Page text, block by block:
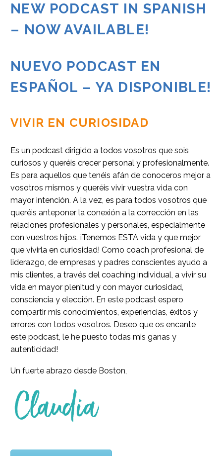
NEW PODCAST IN SPANISH
– NOW AVAILABLE!
NUEVO PODCAST EN
ESPAÑOL – YA DISPONIBLE!
VIVIR EN CURIOSIDAD
Es un podcast dirigido a todos vosotros que sois
curiosos y queréis crecer personal y profesionalmente.
Es para aquellos que tenéis afán de conoceros mejor a
vosotros mismos y queréis vivir vuestra vida con
mayor intención. A la vez, es para todos vosotros que
queréis anteponer la conexión a la corrección en las
relaciones profesionales y personales, especialmente
con vuestros hijos. ¡Tenemos ESTA vida y que mejor
que vivirla en curiosidad! Como coach profesional de
liderazgo, de empresas y padres conscientes ayudo a
mis clientes, a través del coaching individual, a vivir su
vida en mayor plenitud y con mayor curiosidad,
consciencia y elección. En este podcast espero
compartir mis conocimientos, experiencias, éxitos y
errores con todos vosotros. Deseo que os encante
este podcast, le he puesto todas mis ganas y
autenticidad!
Un fuerte abrazo desde Boston,